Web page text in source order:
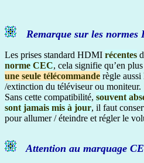
Remarque sur les
Les prises standard HDMI récentes
norme CEC, cela signifie qu’en
une seule télécommande règle
/extinction du téléviseur ou moniteur.
Sans cette compatibilité, souvent
sont jamais mis à jour, il faut
pour allumer / éteindre et régler le
Attention au marquage